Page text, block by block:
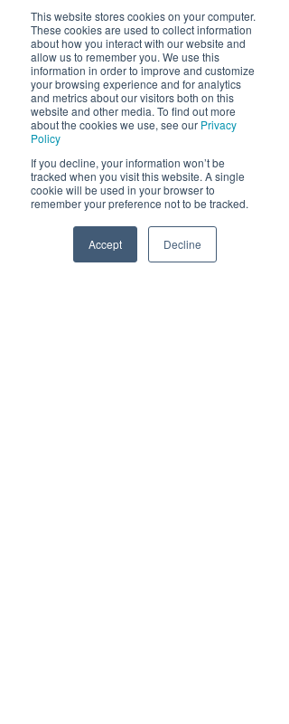
This website stores cookies on your computer.
These cookies are used to collect information
about how you interact with our website and
allow us to remember you. We use this
information in order to improve and customize
your browsing experience and for analytics
and metrics about our visitors both on this
website and other media. To find out more
about the cookies we use, see our Privacy
Policy
If you decline, your information won’t be
tracked when you visit this website. A single
cookie will be used in your browser to
remember your preference not to be tracked.
Accept Decline
Nordnorske opplevelser
Mye moro!
Nye venner og bekjentskaper
Mer informasjon om stillingen
Stillingstittel: Driftsleder
Søknadsfrist: 20.02.23
Sted: Ylvingen
Antall stillinger: 1
Lønn: etter avtale
Varighet: ca. 1.april -30.aug 2023 (med
mulighet for forlengelse)
For ytterligere opplysninger kontakt:
Linda Øverli Nilsen tlf 41482061
Email Facebook